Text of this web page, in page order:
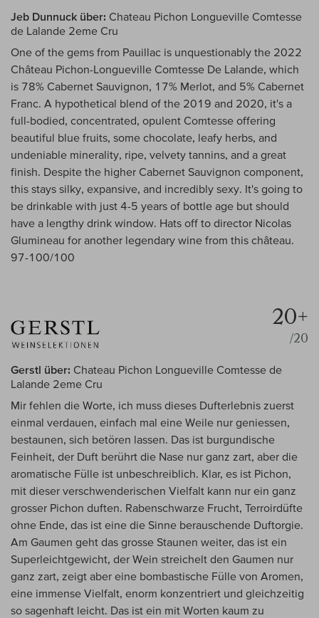
Jeb Dunnuck über: Chateau Pichon Longueville Comtesse
de Lalande 2eme Cru
One of the gems from Pauillac is unquestionably the 2022
Château Pichon-Longueville Comtesse De Lalande, which
is 78% Cabernet Sauvignon, 17% Merlot, and 5% Cabernet
Franc. A hypothetical blend of the 2019 and 2020, it's a
full-bodied, concentrated, opulent Comtesse offering
beautiful blue fruits, some chocolate, leafy herbs, and
undeniable minerality, ripe, velvety tannins, and a great
finish. Despite the higher Cabernet Sauvignon component,
this stays silky, expansive, and incredibly sexy. It's going to
be drinkable with just 4-5 years of bottle age but should
have a lengthy drink window. Hats off to director Nicolas
Glumineau for another legendary wine from this château.
97-100/100
20+
/20
Gerstl über: Chateau Pichon Longueville Comtesse de
Lalande 2eme Cru
Mir fehlen die Worte, ich muss dieses Dufterlebnis zuerst
einmal verdauen, einfach mal eine Weile nur geniessen,
bestaunen, sich betören lassen. Das ist burgundische
Feinheit, der Duft berührt die Nase nur ganz zart, aber die
aromatische Fülle ist unbeschreiblich. Klar, es ist Pichon,
mit dieser verschwenderischen Vielfalt kann nur ein ganz
grosser Pichon duften. Rabenschwarze Frucht, Terroirdüfte
ohne Ende, das ist eine die Sinne berauschende Duftorgie.
Am Gaumen geht das grosse Staunen weiter, das ist ein
Superleichtgewicht, der Wein streichelt den Gaumen nur
ganz zart, zeigt aber eine bombastische Fülle von Aromen,
eine immense Vielfalt, enorm konzentriert und gleichzeitig
so sagenhaft leicht. Das ist ein mit Worten kaum zu